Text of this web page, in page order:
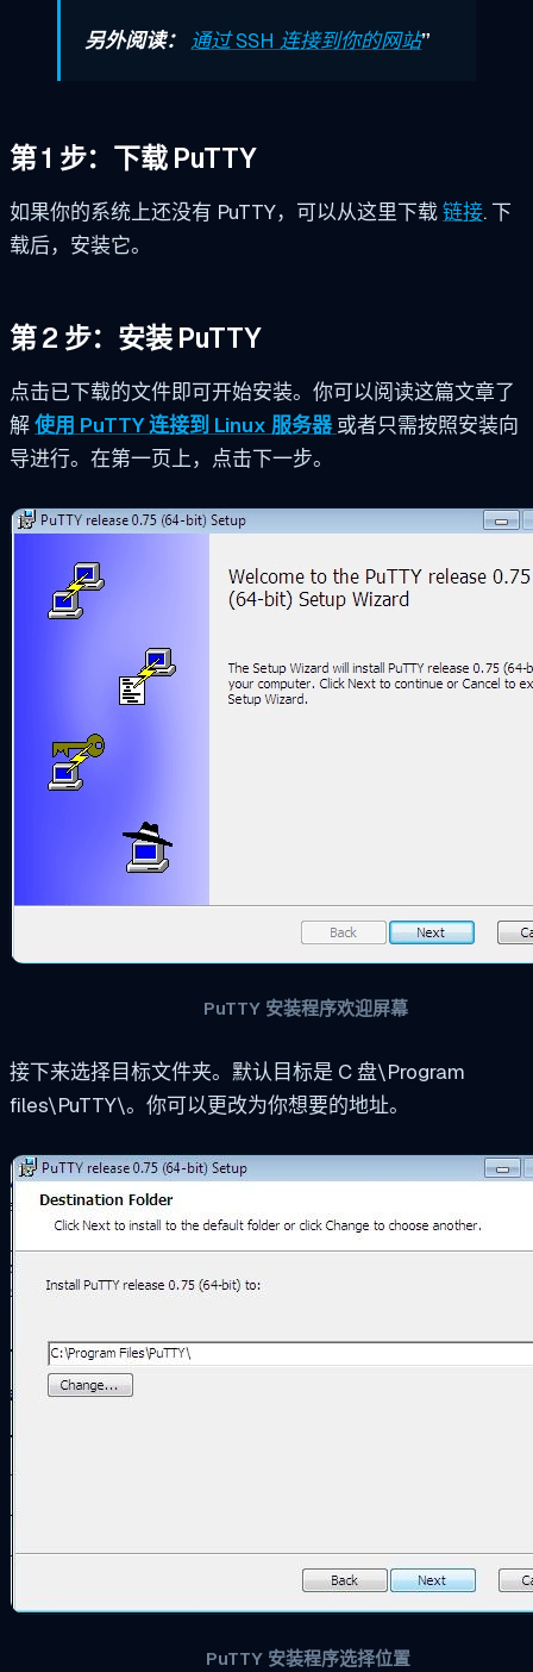
另外阅读： 通过 SSH 连接到你的网站”
第 1 步：下载 PuTTY
如果你的系统上还没有 PuTTY，可以从这里下载链接. 下
载后，安装它。
第 2 步：安装 PuTTY
点击已下载的文件即可开始安装。你可以阅读这篇文章了
解使用 PuTTY 连接到 Linux 服务器或者只需按照安装向
导进行。在第一页上，点击下一步。
PuTTY 安装程序欢迎屏幕
接下来选择目标文件夹。默认目标是 C 盘\Program
files\PuTTY\。你可以更改为你想要的地址。
PuTTY 安装程序选择位置